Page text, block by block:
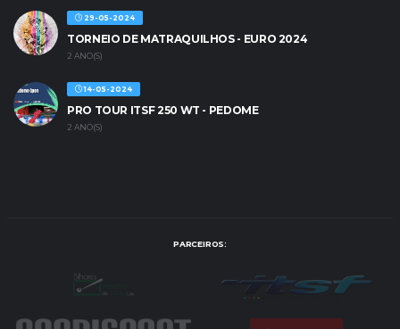
29-05-2024
TORNEIO DE MATRAQUILHOS - EURO 2024
2 ANO(S)
14-05-2024
PRO TOUR ITSF 250 WT - PEDOME
2 ANO(S)
PARCEIROS: